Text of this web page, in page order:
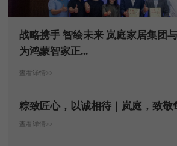
战略携手 智绘未来 岚庭家居集团
为鸿蒙智家正...
查看详情>>
粽致匠心，以诚相待｜岚庭，致敬
查看详情>>